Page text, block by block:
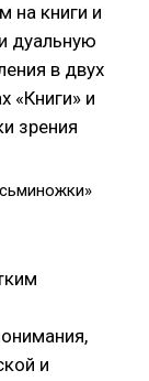
на книги и
дуальную
в двух
«Книги» и
зрения
и